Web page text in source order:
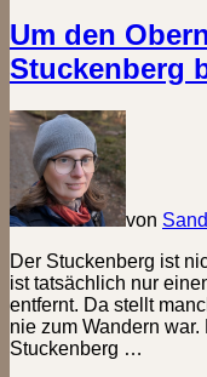
1
–
Durch
Raps
zum
Hartigsee
Um den
Stuckenberg
von
Der Stuckenberg ist
ist tatsächlich nur
entfernt. Da stellt
nie zum Wandern
Stuckenberg …